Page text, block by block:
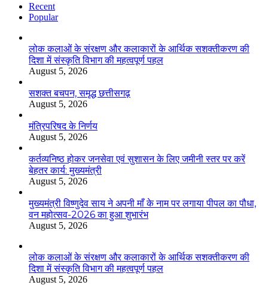
Recent
Popular
लोक कलाओं के संरक्षण और कलाकारों के आर्थिक सशक्तीकरण की
दिशा में संस्कृति विभाग की महत्वपूर्ण पहल
August 5, 2026
सशक्त बचपन, समृद्ध छत्तीसगढ़
August 5, 2026
मंत्रिपरिषद के निर्णय
August 5, 2026
कर्तव्यनिष्ठ होकर जनसेवा एवं सुशासन के लिए जमीनी स्तर पर करें
बेहतर कार्य: मुख्यमंत्री
August 5, 2026
मुख्यमंत्री विष्णुदेव साय ने अपनी माँ के नाम पर लगाया पीपल का पौधा,
वन महोत्सव-2026 का हुआ शुभारंभ
August 5, 2026
लोक कलाओं के संरक्षण और कलाकारों के आर्थिक सशक्तीकरण की
दिशा में संस्कृति विभाग की महत्वपूर्ण पहल
August 5, 2026